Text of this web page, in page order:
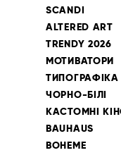
SCANDI
ALTERED ART
TRENDY 2026
МОТИВАТОРИ
ТИПОГРАФІКА
ЧОРНО-БІЛІ
КАСТОМНІ
BAUHAUS
BOHEME